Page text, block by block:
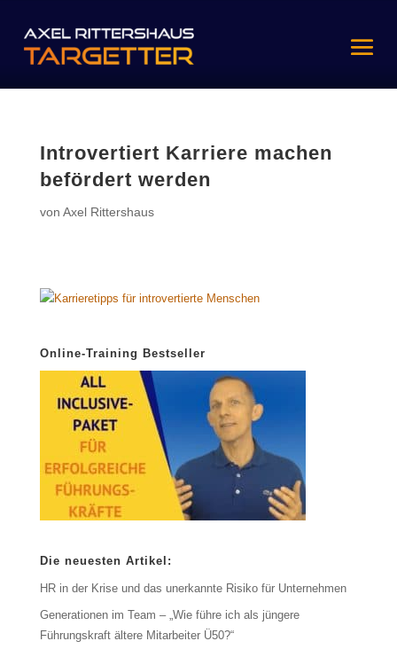
Introvertiert Karriere machen
befördert werden
von Axel Rittershaus
Online-Training Bestseller
Die neuesten Artikel:
HR in der Krise und das unerkannte Risiko für Unternehmen
Generationen im Team – „Wie führe ich als jüngere
Führungskraft ältere Mitarbeiter Ü50?“